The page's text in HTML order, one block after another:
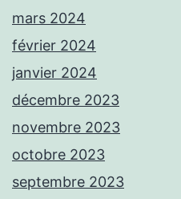
mars 2024
février 2024
janvier 2024
décembre 2023
novembre 2023
octobre 2023
septembre 2023